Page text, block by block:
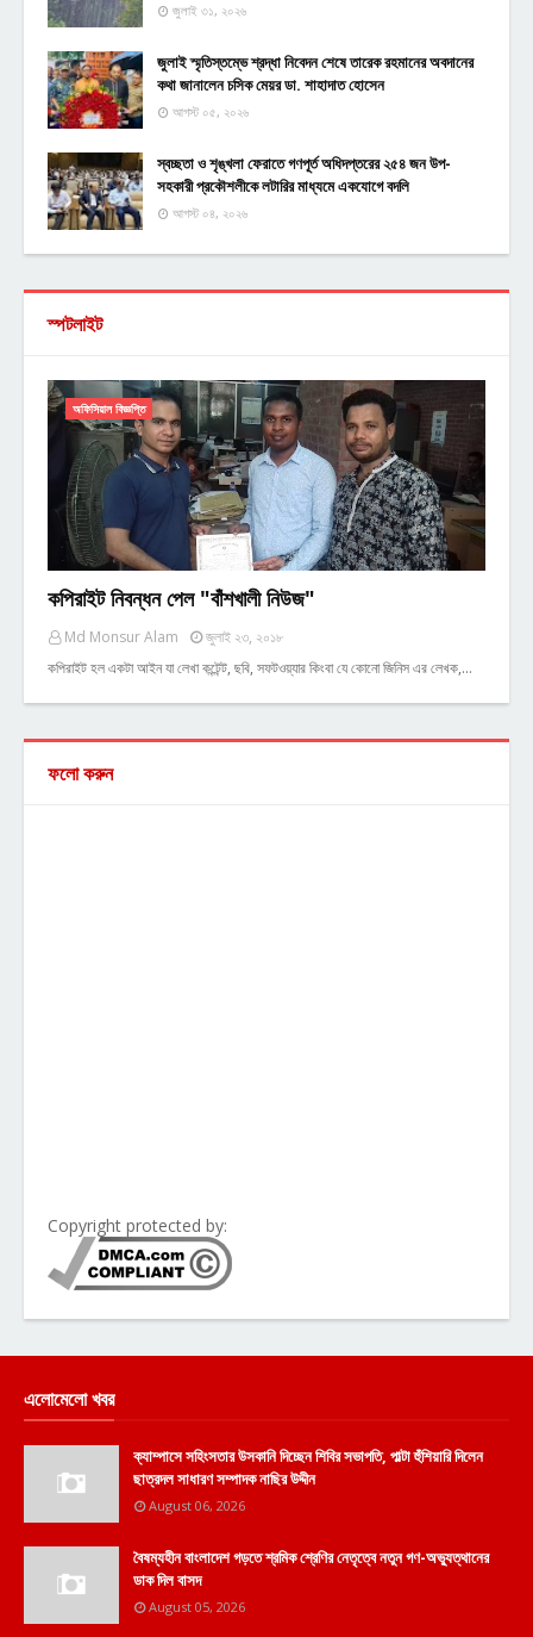
জুলাই ৩১, ২০২৬
জুলাই স্মৃতিস্তম্ভে শ্রদ্ধা নিবেদন শেষে তারেক রহমানের অবদানের
কথা জানালেন চসিক মেয়র ডা. শাহাদাত হোসেন
আগস্ট ০৫, ২০২৬
স্বচ্ছতা ও শৃঙ্খলা ফেরাতে গণপূর্ত অধিদপ্তরের ২৫৪ জন উপ-
সহকারী প্রকৌশলীকে লটারির মাধ্যমে একযোগে বদলি
আগস্ট ০৪, ২০২৬
স্পটলাইট
অফিসিয়াল বিজ্ঞপ্তি
কপিরাইট নিবন্ধন পেল "বাঁশখালী নিউজ"
Md Monsur Alam
জুলাই ২৩, ২০১৮
কপিরাইট হল একটা আইন যা লেখা কন্টেন্ট, ছবি, সফটওয়্যার কিংবা যে কোনো জিনিস এর লেখক,…
ফলো করুন
Copyright protected by:
এলোমেলো খবর
ক্যাম্পাসে সহিংসতার উসকানি দিচ্ছেন শিবির সভাপতি, পাল্টা হুঁশিয়ারি দিলেন
ছাত্রদল সাধারণ সম্পাদক নাছির উদ্দীন
August 06, 2026
বৈষম্যহীন বাংলাদেশ গড়তে শ্রমিক শ্রেণির নেতৃত্বে নতুন গণ-অভ্যুত্থানের
ডাক দিল বাসদ
August 05, 2026